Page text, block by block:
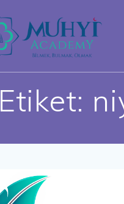
content
Etiket: